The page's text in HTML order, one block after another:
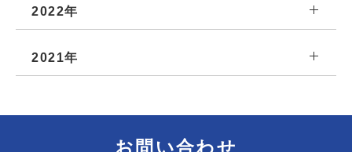
2022年
2021年
お問い合わせ